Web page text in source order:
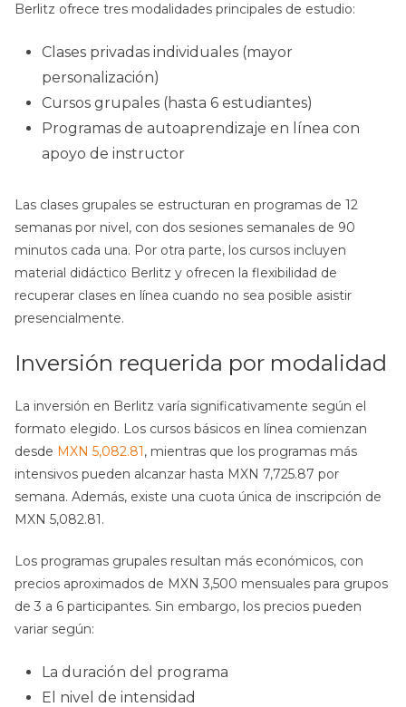
Berlitz ofrece tres modalidades principales de estudio:
Clases privadas individuales (mayor
personalización)
Cursos grupales (hasta 6 estudiantes)
Programas de autoaprendizaje en línea con
apoyo de instructor
Las clases grupales se estructuran en programas de 12
semanas por nivel, con dos sesiones semanales de 90
minutos cada una. Por otra parte, los cursos incluyen
material didáctico Berlitz y ofrecen la flexibilidad de
recuperar clases en línea cuando no sea posible asistir
presencialmente.
Inversión requerida por modalidad
La inversión en Berlitz varía significativamente según el
formato elegido. Los cursos básicos en línea comienzan
desde MXN 5,082.81, mientras que los programas más
intensivos pueden alcanzar hasta MXN 7,725.87 por
semana. Además, existe una cuota única de inscripción de
MXN 5,082.81.
Los programas grupales resultan más económicos, con
precios aproximados de MXN 3,500 mensuales para grupos
de 3 a 6 participantes. Sin embargo, los precios pueden
variar según:
La duración del programa
El nivel de intensidad